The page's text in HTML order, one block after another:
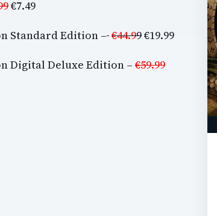
€7.49
Standard Edition – €44.99€19.99
Digital Deluxe Edition – €59.99